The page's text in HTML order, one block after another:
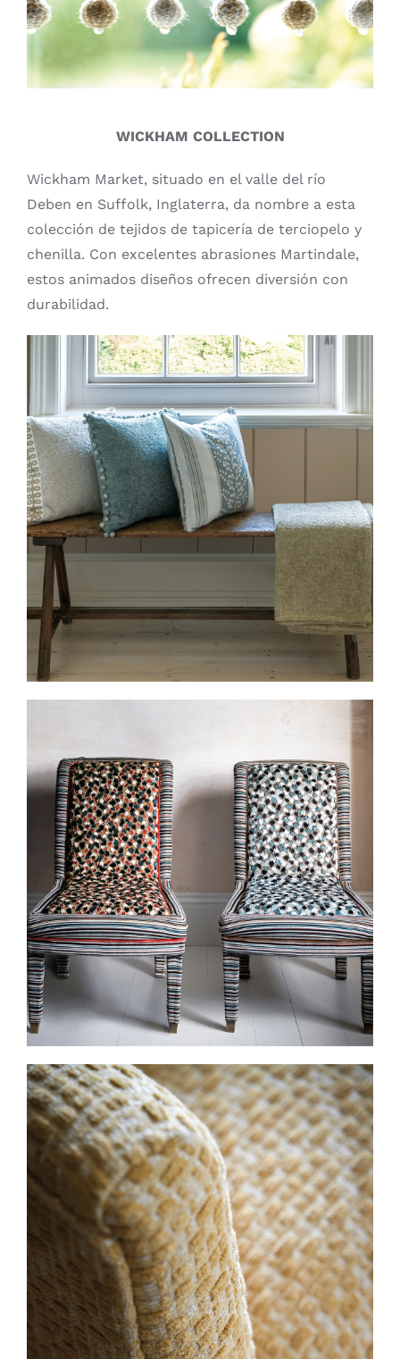
WICKHAM COLLECTION
Wickham Market, situado en el valle del río
Deben en Suffolk, Inglaterra, da nombre a esta
colección de tejidos de tapicería de terciopelo y
chenilla. Con excelentes abrasiones Martindale,
estos animados diseños ofrecen diversión con
durabilidad.